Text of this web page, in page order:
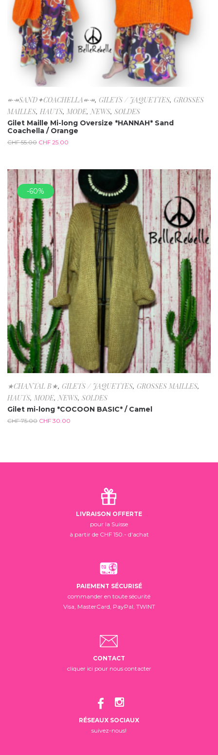
↞↠SAND✦COACHELLA↞↠, GILETS / JAQUETTES, GROSSES
MAILLES, HAUTS, MODE,NEWS, SOLDES
Gilet Maille Mi-long Oversize *HANNAH* Sand
Coachella / Orange
CHF55.00 CHF 25.00
-60%
★CHANTAL B★, GILETS / JAQUETTES, GROSSES MAILLES,
HAUTS, MODE,NEWS, SOLDES
Gilet mi-long *COCOON BASIC* / Camel
CHF75.00 CHF 30.00
LIVRAISON OFFERTE
pour la Suisse
à partir de CHF 150.- d'achat
PAIEMENT SÉCURISÉ
commander en toute sécurité
Visa, MasterCard, PayPal, TWINT
CONTACT
cliquer ici pour nous contacter
RÉSEAUX SOCIAUX
suivez-nous!